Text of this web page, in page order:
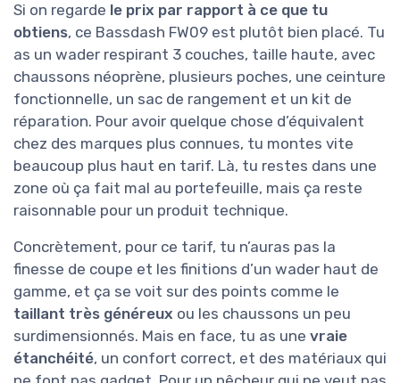
Si on regarde le prix par rapport à ce que tu
obtiens, ce Bassdash FW09 est plutôt bien placé. Tu
as un wader respirant 3 couches, taille haute, avec
chaussons néoprène, plusieurs poches, une ceinture
fonctionnelle, un sac de rangement et un kit de
réparation. Pour avoir quelque chose d’équivalent
chez des marques plus connues, tu montes vite
beaucoup plus haut en tarif. Là, tu restes dans une
zone où ça fait mal au portefeuille, mais ça reste
raisonnable pour un produit technique.
Concrètement, pour ce tarif, tu n’auras pas la
finesse de coupe et les finitions d’un wader haut de
gamme, et ça se voit sur des points comme le
taillant très généreux ou les chaussons un peu
surdimensionnés. Mais en face, tu as une vraie
étanchéité, un confort correct, et des matériaux qui